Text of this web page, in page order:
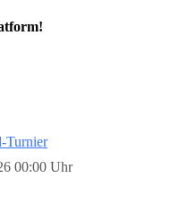
Turnier
00:00 Uhr